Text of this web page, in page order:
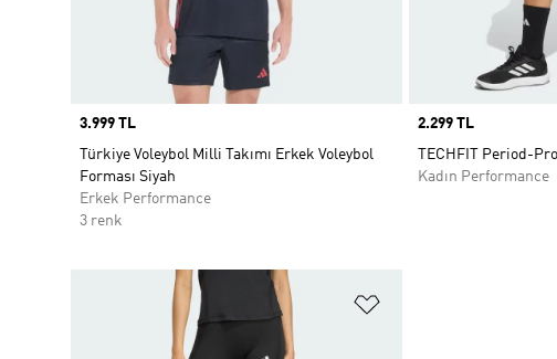
Price
3.999 TL
Türkiye Voleybol Milli Takımı Erkek Voleybol
Forması Siyah
Erkek Performance
3 renk
Price
2.299 TL
TECHFIT Period-
Kadın Performance